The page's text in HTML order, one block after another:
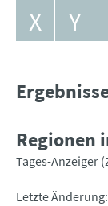
X
Y
Regionen
Tages-Anzeiger
Letzte Änderung